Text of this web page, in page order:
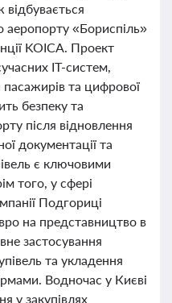
аеропорту «Бориспіль»
KOICA. Проект
ІТ-систем,
та цифрової
безпеку та
після відновлення
документації та
є ключовими
того, у сфері
Подгориці
на представництво в
застосування
та укладення
Водночас у Києві
у закупівлях